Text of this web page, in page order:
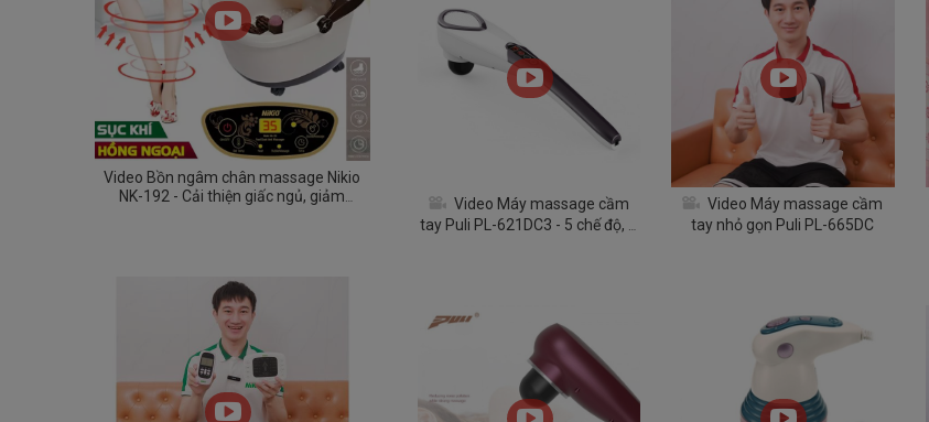
Video Bồn ngâm chân massage Nikio
NK-192 - Cải thiện giấc ngủ, giảm
Video Máy massage cầm
tay Puli PL-621DC3 - 5 chế độ, 5
Video Máy massage cầm
tay nhỏ gọn Puli PL-665DC